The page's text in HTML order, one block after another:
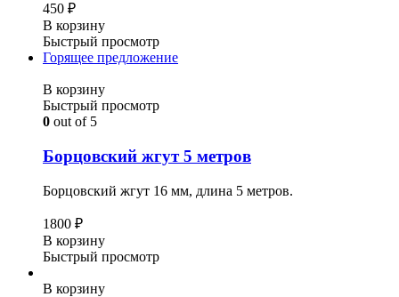
450 ₽
В корзину
Быстрый просмотр
Горящее предложение
В корзину
Быстрый просмотр
0 out of 5
Борцовский жгут 5 метров
Борцовский жгут 16 мм, длина 5 метров.
1800 ₽
В корзину
Быстрый просмотр
В корзину